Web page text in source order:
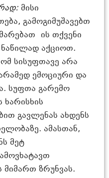
მისი
გამოგიმუშავებთ
ის თქვენი
აქციოთ.
სისუფთავე არა
ემოციური და
სუფთა გარემო
ხარისხის
გავლენას ახდენს
ამასთან,
მეტ
მიმართ ზრუნვას.